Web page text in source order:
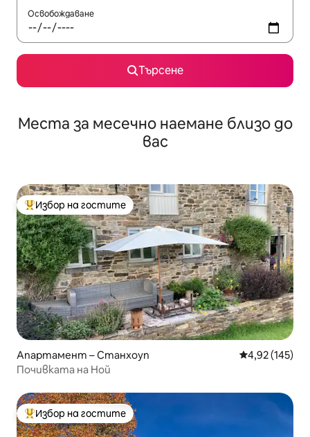
Освобождаване
Търсене
Места за месечно наемане близо до
вас
Най-популярен избор на гостите
Избор на гостите
Апартамент – Станхоуп Средна
4,92 (145)
Почивката на Ной
Най-популярен избор на гостите
Избор на гостите